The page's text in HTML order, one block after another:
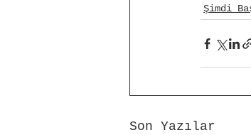
Şimdi
Son Yazılar